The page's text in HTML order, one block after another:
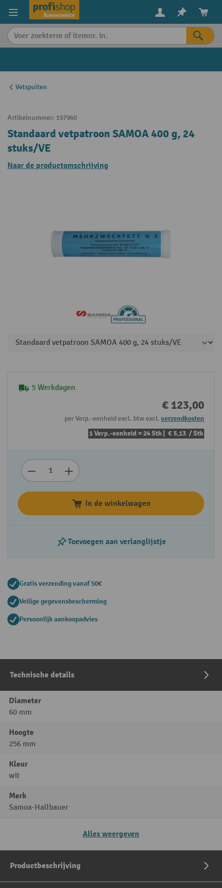
content
Vetspuiten
Artikelnummer: 197960
Standaard vetpatroon SAMOA 400 g, 24
stuks/VE
Naar de productomschrijving
5 Werkdagen
€ 123,00
per Verp.-eenheid excl. btw excl. verzendkosten
1 Verp.-eenheid = 24 Stk | € 5,13 / Stk
In de winkelwagen
Toevoegen aan verlanglijstje
Gratis verzending vanaf 50€
Veilige gegevensbescherming
Persoonlijk aankoopadvies
Technische details
Diameter
60 mm
Hoogte
256 mm
Kleur
wit
Merk
Samoa-Hallbauer
Alles weergeven
Productbeschrijving